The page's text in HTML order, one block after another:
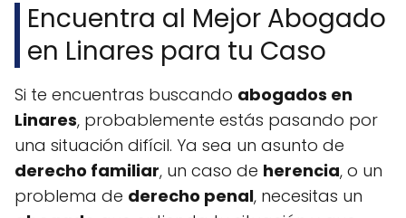
Encuentra al Mejor Abogado
en Linares para tu Caso
Si te encuentras buscando abogados en
Linares, probablemente estás pasando por
una situación difícil. Ya sea un asunto de
derecho familiar, un caso de herencia, o un
problema de derecho penal, necesitas un